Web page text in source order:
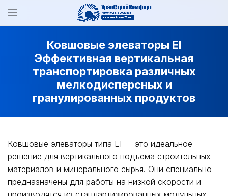
Ковшовые элеваторы EI
Эффективная вертикальная
транспортировка различных
мелкодисперсных и
гранулированных продуктов
Ковшовые элеваторы типа EI — это идеальное
решение для вертикального подъема строительных
материалов и минерального сырья. Они специально
предназначены для работы на низкой скорости и